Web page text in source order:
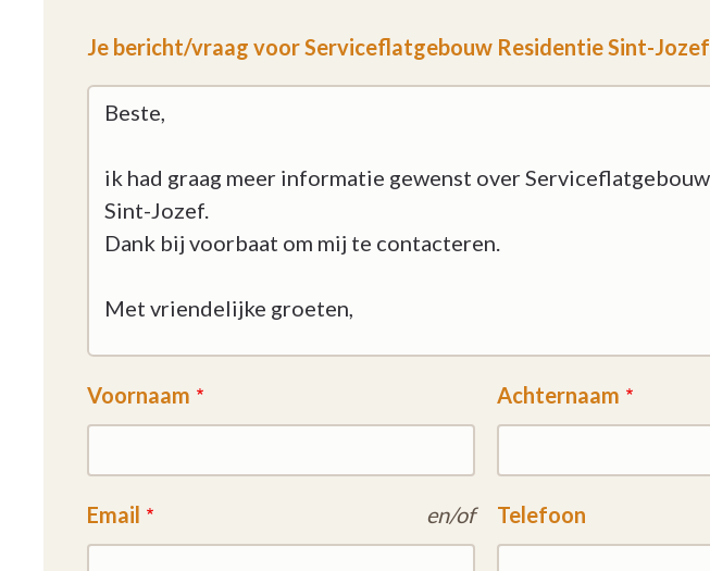
Je bericht/vraag voor Serviceflatgebouw Residentie Sint-Jozef
Voornaam Achternaam
Email en/of Telefoon